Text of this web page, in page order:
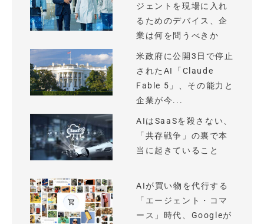
ジェントを現場に入れ
るためのデバイス、企
業は何を問うべきか
米政府に公開3日で停止
されたAI「Claude
Fable 5」、その能力と
企業が今...
AIはSaaSを殺さない、
「共存戦争」の裏で本
当に起きていること
AIが買い物を代行する
「エージェント・コマ
ース」時代、Googleが